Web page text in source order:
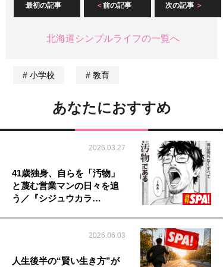
最初の記事 前の記事 次の記事
北海道シンプルライフの一覧へ
小学校 教育
あなたにおすすめ
2026.03.27
41歳独身、自らを「汚物」
と蔑む営業マンの日々を追
う／『シジュウカラ…
2026.06.03
人生後半の“賢い生き方”が